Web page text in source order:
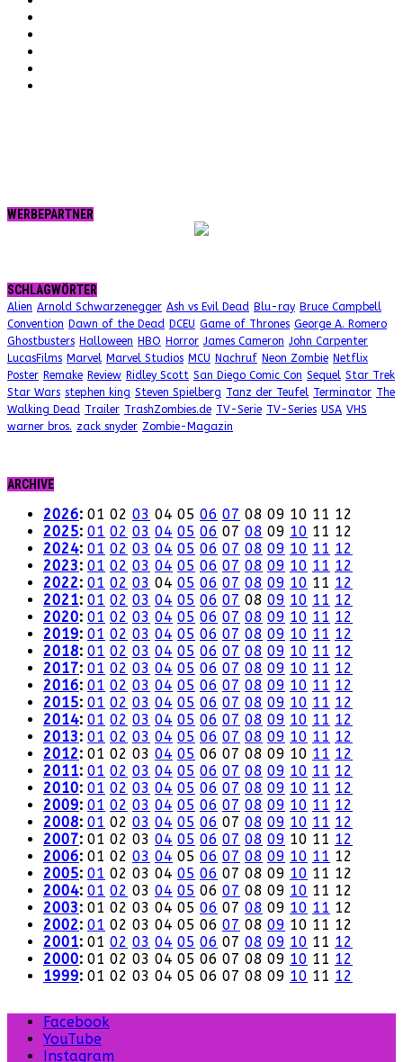
WERBEPARTNER
SCHLAGWÖRTER
Alien Arnold Schwarzenegger Ash vs Evil Dead Blu-ray Bruce Campbell
Convention Dawn of the Dead DCEU Game of Thrones George A. Romero
Ghostbusters Halloween HBO Horror James Cameron John Carpenter
LucasFilms Marvel Marvel Studios MCU Nachruf Neon Zombie Netflix
Poster Remake Review Ridley Scott San Diego Comic Con Sequel Star Trek
Star Wars stephen king Steven Spielberg Tanz der Teufel Terminator The
Walking Dead Trailer TrashZombies.de TV-Serie TV-Series USA VHS
warner bros. zack snyder Zombie-Magazin
ARCHIVE
2026: 01 02 03 04 05 06 07 08 09 10 11 12
2025: 01 02 03 04 05 06 07 08 09 10 11 12
2024: 01 02 03 04 05 06 07 08 09 10 11 12
2023: 01 02 03 04 05 06 07 08 09 10 11 12
2022: 01 02 03 04 05 06 07 08 09 10 11 12
2021: 01 02 03 04 05 06 07 08 09 10 11 12
2020: 01 02 03 04 05 06 07 08 09 10 11 12
2019: 01 02 03 04 05 06 07 08 09 10 11 12
2018: 01 02 03 04 05 06 07 08 09 10 11 12
2017: 01 02 03 04 05 06 07 08 09 10 11 12
2016: 01 02 03 04 05 06 07 08 09 10 11 12
2015: 01 02 03 04 05 06 07 08 09 10 11 12
2014: 01 02 03 04 05 06 07 08 09 10 11 12
2013: 01 02 03 04 05 06 07 08 09 10 11 12
2012: 01 02 03 04 05 06 07 08 09 10 11 12
2011: 01 02 03 04 05 06 07 08 09 10 11 12
2010: 01 02 03 04 05 06 07 08 09 10 11 12
2009: 01 02 03 04 05 06 07 08 09 10 11 12
2008: 01 02 03 04 05 06 07 08 09 10 11 12
2007: 01 02 03 04 05 06 07 08 09 10 11 12
2006: 01 02 03 04 05 06 07 08 09 10 11 12
2005: 01 02 03 04 05 06 07 08 09 10 11 12
2004: 01 02 03 04 05 06 07 08 09 10 11 12
2003: 01 02 03 04 05 06 07 08 09 10 11 12
2002: 01 02 03 04 05 06 07 08 09 10 11 12
2001: 01 02 03 04 05 06 07 08 09 10 11 12
2000: 01 02 03 04 05 06 07 08 09 10 11 12
1999: 01 02 03 04 05 06 07 08 09 10 11 12
Facebook
YouTube
Instagram